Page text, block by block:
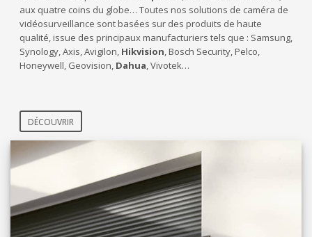
aux quatre coins du globe… Toutes nos solutions de caméra de
vidéosurveillance sont basées sur des produits de haute
qualité, issue des principaux manufacturiers tels que : Samsung,
Synology, Axis, Avigilon, Hikvision, Bosch Security, Pelco,
Honeywell, Geovision, Dahua, Vivotek…
DÉCOUVRIR